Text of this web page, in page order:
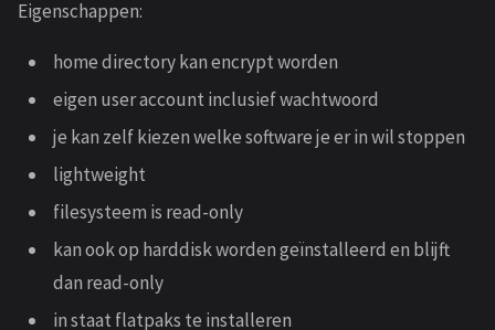
Eigenschappen:
home directory kan encrypt worden
eigen user account inclusief wachtwoord
je kan zelf kiezen welke software je er in wil stoppen
lightweight
filesysteem is read-only
kan ook op harddisk worden geïnstalleerd en blijft
dan read-only
in staat flatpaks te installeren